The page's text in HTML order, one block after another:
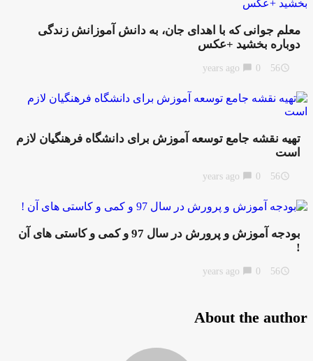
معلم جوانی که با اهدای جان، به دانش آموزانش زندگی
دوباره بخشید +عکس
access_time
56 years ago
chat_bubble
تهیه نقشه جامع توسعه آموزش برای دانشگاه فرهنگیان لازم
است
access_time
56 years ago
chat_bubble
بودجه آموزش و پرورش در سال 97 و کمی و کاستی های آن
access_time
56 years ago
chat_bubble
About the author